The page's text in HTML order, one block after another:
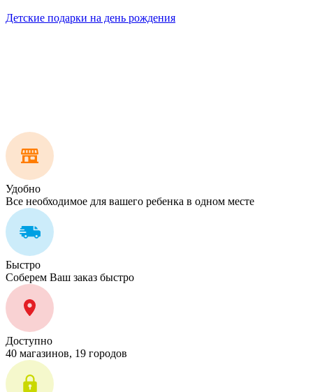
Детские подарки на день рождения
Удобно
Все необходимое для вашего ребенка в одном месте
Быстро
Соберем Ваш заказ быстро
Доступно
40 магазинов, 19 городов